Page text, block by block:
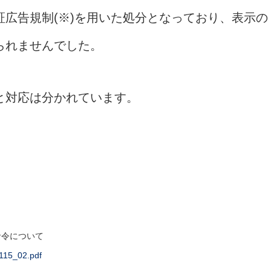
広告規制(※)を用いた処分となっており、表示の
ませんでした。
応は分かれています。
について